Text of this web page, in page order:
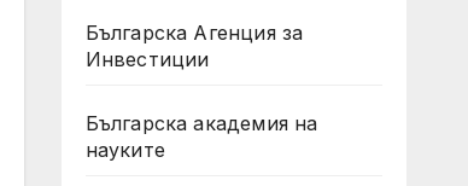
Българска Агенция за
Инвестиции
Българска академия на
науките